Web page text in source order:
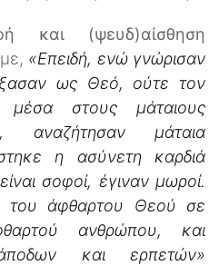
και (ψευδ)αίσθηση
«Επειδή, ενώ γνώρισαν
ως Θεό, ούτε τον
μέσα στους μάταιους
αναζήτησαν μάταια
η ασύνετη καρδιά
σοφοί, έγιναν μωροί.
του άφθαρτου Θεού σε
ανθρώπου, και
και ερπετών»